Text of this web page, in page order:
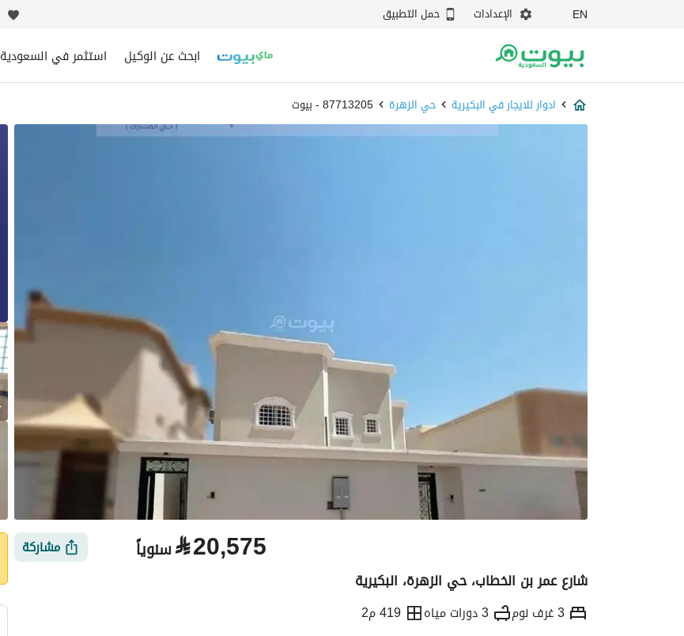
EN الإعدادات حمل التطبيق
ابحث عن الوكيل استثمر في السعودية
ادوار للايجار في البكيرية حي الزهرة 87713205 - بيوت
⃁20,575 سنوياً مشاركة
شارع عمر بن الخطاب، حي الزهرة، البكيرية
3 غرف نوم 3 دورات مياه 419 م2